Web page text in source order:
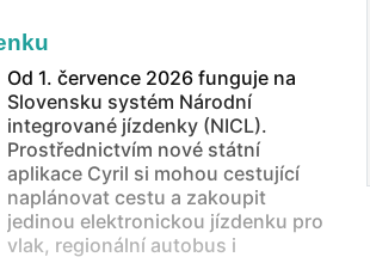
Od 1. července 2026 funguje na
Slovensku systém Národní
integrované jízdenky (NICL).
Prostřednictvím nové státní
aplikace Cyril si mohou cestující
naplánovat cestu a zakoupit
jedinou elektronickou jízdenku pro
vlak, regionální autobus i